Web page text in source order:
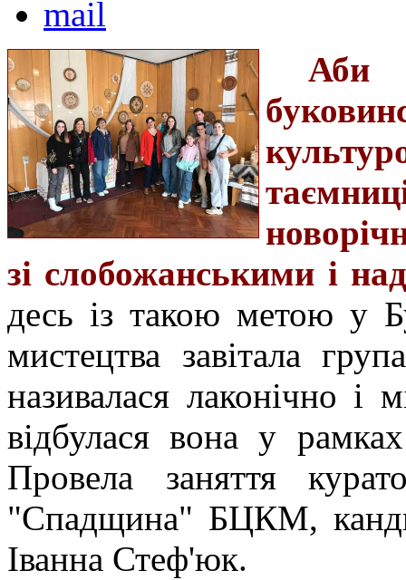
зі слобожанськими і
десь із такою метою у
мистецтва завітала
називалася лаконічно і
відбулася вона у
Провела заняття
"Спадщина" БЦКМ,
Іванна Стеф'юк.